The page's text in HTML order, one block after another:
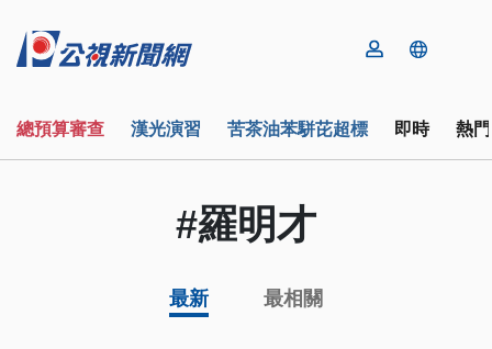
總預算審查 漢光演習 苦茶油苯駢芘超標 即時 熱
#羅明才
最新 最相關